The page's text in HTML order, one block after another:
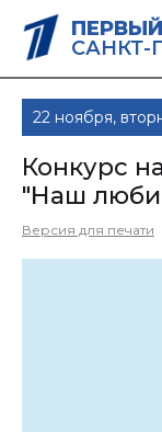
САНКТ-
22 ноября,
Конкурс
"Наш
Версия для печати